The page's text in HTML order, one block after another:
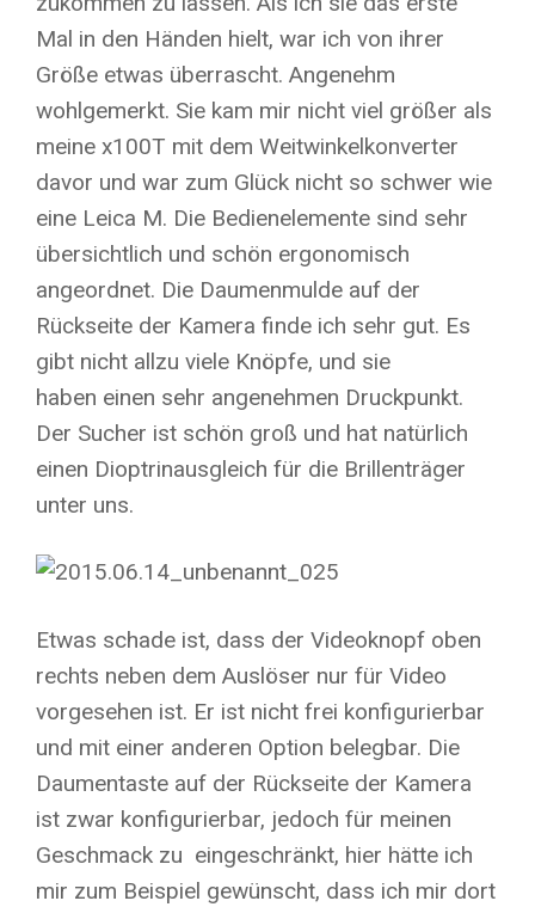
Mal in den Händen hielt, war ich von ihrer
Größe etwas überrascht. Angenehm
wohlgemerkt. Sie kam mir nicht viel größer als
meine x100T mit dem Weitwinkelkonverter
davor und war zum Glück nicht so schwer wie
eine Leica M. Die Bedienelemente sind sehr
übersichtlich und schön ergonomisch
angeordnet. Die Daumenmulde auf der
Rückseite der Kamera finde ich sehr gut. Es
gibt nicht allzu viele Knöpfe, und sie
haben einen sehr angenehmen Druckpunkt.
Der Sucher ist schön groß und hat natürlich
einen Dioptrinausgleich für die Brillenträger
unter uns.
Etwas schade ist, dass der Videoknopf oben
rechts neben dem Auslöser nur für Video
vorgesehen ist. Er ist nicht frei konfigurierbar
und mit einer anderen Option belegbar. Die
Daumentaste auf der Rückseite der Kamera
ist zwar konfigurierbar, jedoch für meinen
Geschmack zu eingeschränkt, hier hätte ich
mir zum Beispiel gewünscht, dass ich mir dort